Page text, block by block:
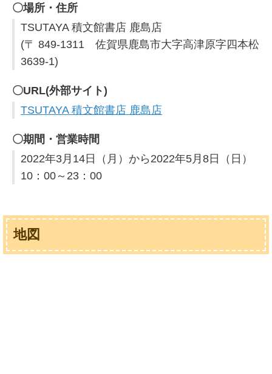
〇場所・住所
TSUTAYA 積文館書店 鹿島店
(〒 849-1311 佐賀県鹿島市大字高津原字四本松
3639-1)
〇URL(外部サイト)
TSUTAYA 積文館書店 鹿島店
〇期間・営業時間
2022年3月14日（月）から2022年5月8日（日）
10：00～23：00
地図